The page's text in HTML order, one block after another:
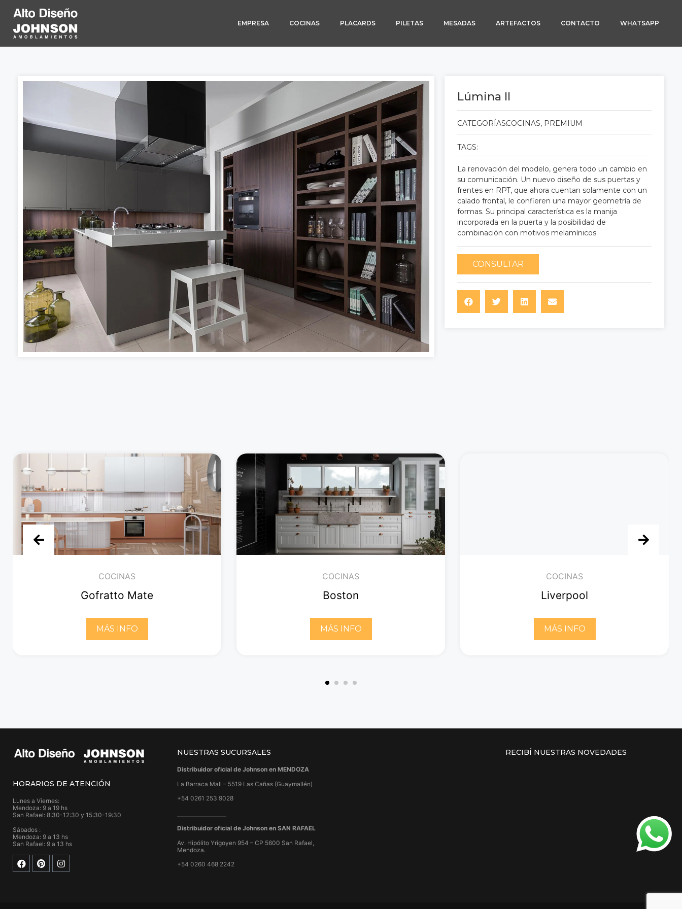
EMPRESA COCINAS PLACARDS PILETAS MESADAS ARTEFACTOS CONTACTO WHATSAPP
Lúmina II
CATEGORÍAS:COCINAS, PREMIUM
TAGS:
La renovación del modelo, genera todo un cambio en
su comunicación. Un nuevo diseño de sus puertas y
frentes en RPT, que ahora cuentan solamente con un
calado frontal, le confieren una mayor geometría de
formas. Su principal característica es la manija
incorporada en la puerta y la posibilidad de
combinación con motivos melamínicos.
CONSULTAR
COCINAS
Gofratto Mate
MÁS INFO
COCINAS
Boston
MÁS INFO
COCINAS
Liverpool
MÁS INFO
HORARIOS DE ATENCIÓN
Lunes a Viernes:
Mendoza: 9 a 19 hs
San Rafael: 8:30-12:30 y 15:30-19:30
Sábados :
Mendoza: 9 a 13 hs
San Rafael: 9 a 13 hs
NUESTRAS SUCURSALES
Distribuidor oficial de Johnson en MENDOZA
La Barraca Mall – 5519 Las Cañas (Guaymallén)
+54 0261 253 9028
Distribuidor oficial de Johnson en SAN RAFAEL
Av. Hipólito Yrigoyen 954 – CP 5600 San Rafael,
Mendoza.
+54 0260 468 2242
RECIBÍ NUESTRAS NOVEDADES